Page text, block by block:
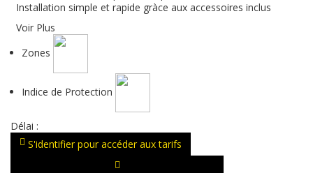
Installation simple et rapide gràce aux accessoires inclus
Voir Plus
Zones
Indice de Protection
Délai :
S'identifier pour accéder aux tarifs